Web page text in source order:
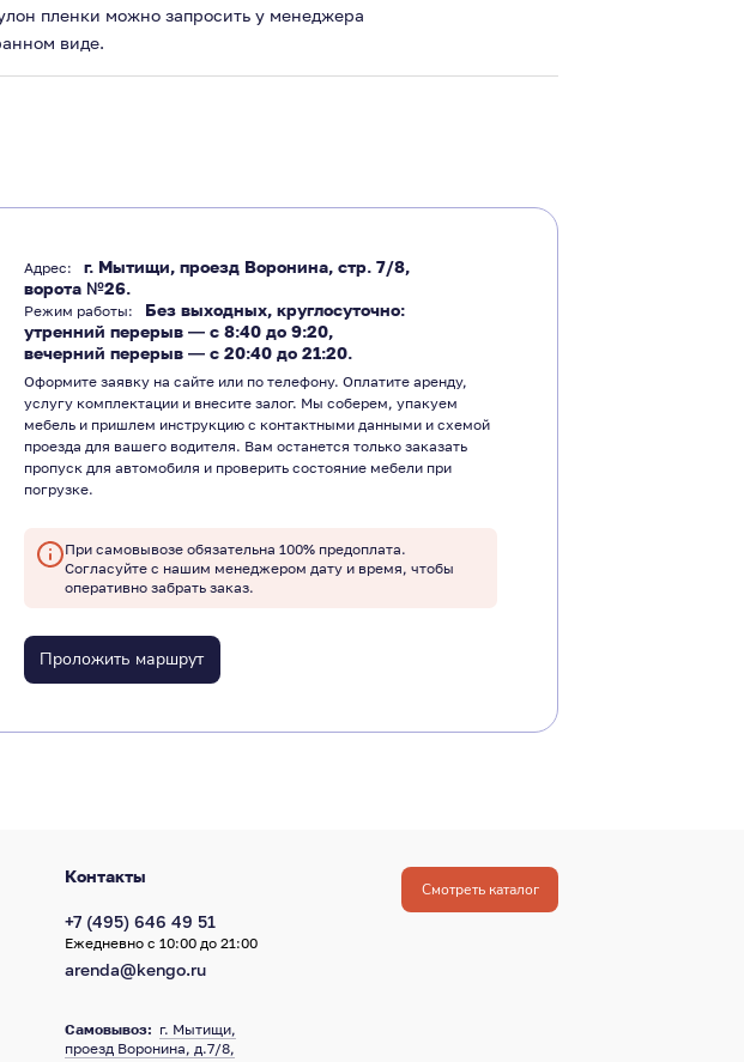
пленки можно запросить у менеджера
виде.
Адрес:
г. Мытищи, проезд Воронина, стр. 7/8,
ворота №26.
Режим работы:
Без выходных, круглосуточно:
утренний перерыв ― с 8:40 до 9:20,
вечерний перерыв ― с 20:40 до 21:20.
Оформите заявку на сайте или по телефону. Оплатите аренду,
услугу комплектации и внесите залог. Мы соберем, упакуем
мебель и пришлем инструкцию с контактными данными и схемой
проезда для вашего водителя. Вам останется только заказать
пропуск для автомобиля и проверить состояние мебели при
погрузке.
При самовывозе обязательна 100% предоплата.
Согласуйте с нашим менеджером дату и время, чтобы
оперативно забрать заказ.
Проложить маршрут
Контакты
+7 (495) 646 49 51
Ежедневно с 10:00 до 21:00
arenda@kengo.ru
Самовывоз: г. Мытищи,
проезд Воронина, д.7/8,
Смотреть каталог